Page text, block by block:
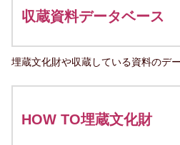
収蔵資料データベース
埋蔵文化財や収蔵している資料のデ
HOW TO埋蔵文化財